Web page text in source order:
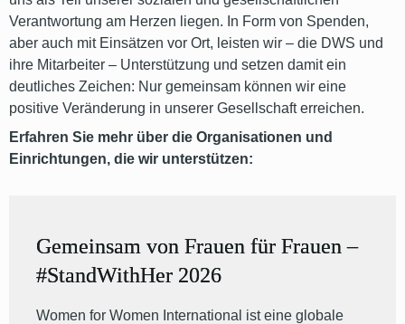
Verantwortung am Herzen liegen. In Form von Spenden,
aber auch mit Einsätzen vor Ort, leisten wir – die DWS und
ihre Mitarbeiter – Unterstützung und setzen damit ein
deutliches Zeichen: Nur gemeinsam können wir eine
positive Veränderung in unserer Gesellschaft erreichen.
Erfahren Sie mehr über die Organisationen und
Einrichtungen, die wir unterstützen:
Gemeinsam von Frauen für Frauen –
#StandWithHer 2026
Women for Women International ist eine globale